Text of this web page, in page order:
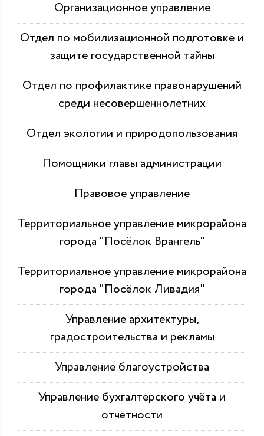
Организационное управление
Отдел по мобилизационной подготовке и
защите государственной тайны
Отдел по профилактике правонарушений
среди несовершеннолетних
Отдел экологии и природопользования
Помощники главы администрации
Правовое управление
Территориальное управление микрорайона
города "Посёлок Врангель"
Территориальное управление микрорайона
города "Посёлок Ливадия"
Управление архитектуры,
градостроительства и рекламы
Управление благоустройства
Управление бухгалтерского учёта и
отчётности